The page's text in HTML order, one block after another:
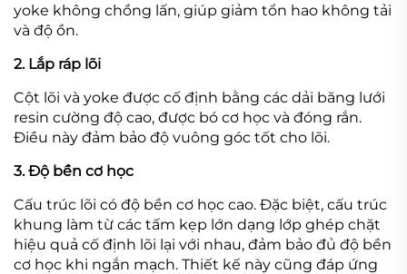
yoke không chồng lấn, giúp giảm tổn hao không tải
và độ ồn.
2. Lắp ráp lõi
Cột lõi và yoke được cố định bằng các dải băng lưới
resin cường độ cao, được bó cơ học và đóng rắn.
Điều này đảm bảo độ vuông góc tốt cho lõi.
3. Độ bền cơ học
Cấu trúc lõi có độ bền cơ học cao. Đặc biệt, cấu trúc
khung làm từ các tấm kẹp lớn dạng lớp ghép chặt
hiệu quả cố định lõi lại với nhau, đảm bảo đủ độ bền
cơ học khi ngắn mạch. Thiết kế này cũng đáp ứng